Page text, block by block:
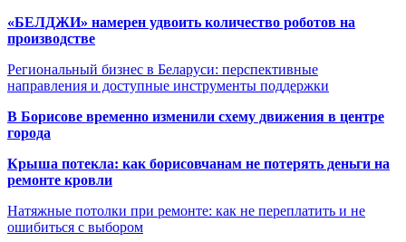
«БЕЛДЖИ» намерен удвоить количество роботов на
производстве
Региональный бизнес в Беларуси: перспективные
направления и доступные инструменты поддержки
В Борисове временно изменили схему движения в центре
города
Крыша потекла: как борисовчанам не потерять деньги на
ремонте кровли
Натяжные потолки при ремонте: как не переплатить и не
ошибиться с выбором